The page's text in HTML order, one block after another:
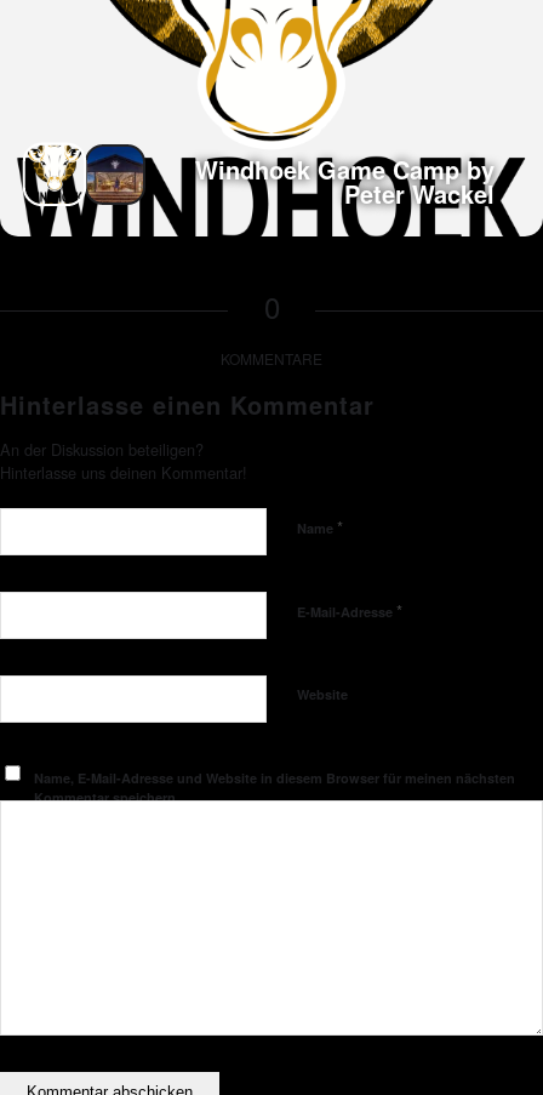
Windhoek Game Camp by
Peter Wackel
0
KOMMENTARE
Hinterlasse einen Kommentar
An der Diskussion beteiligen?
Hinterlasse uns deinen Kommentar!
Name *
E-Mail-Adresse *
Website
Name, E-Mail-Adresse und Website in diesem Browser für meinen nächsten
Kommentar speichern.